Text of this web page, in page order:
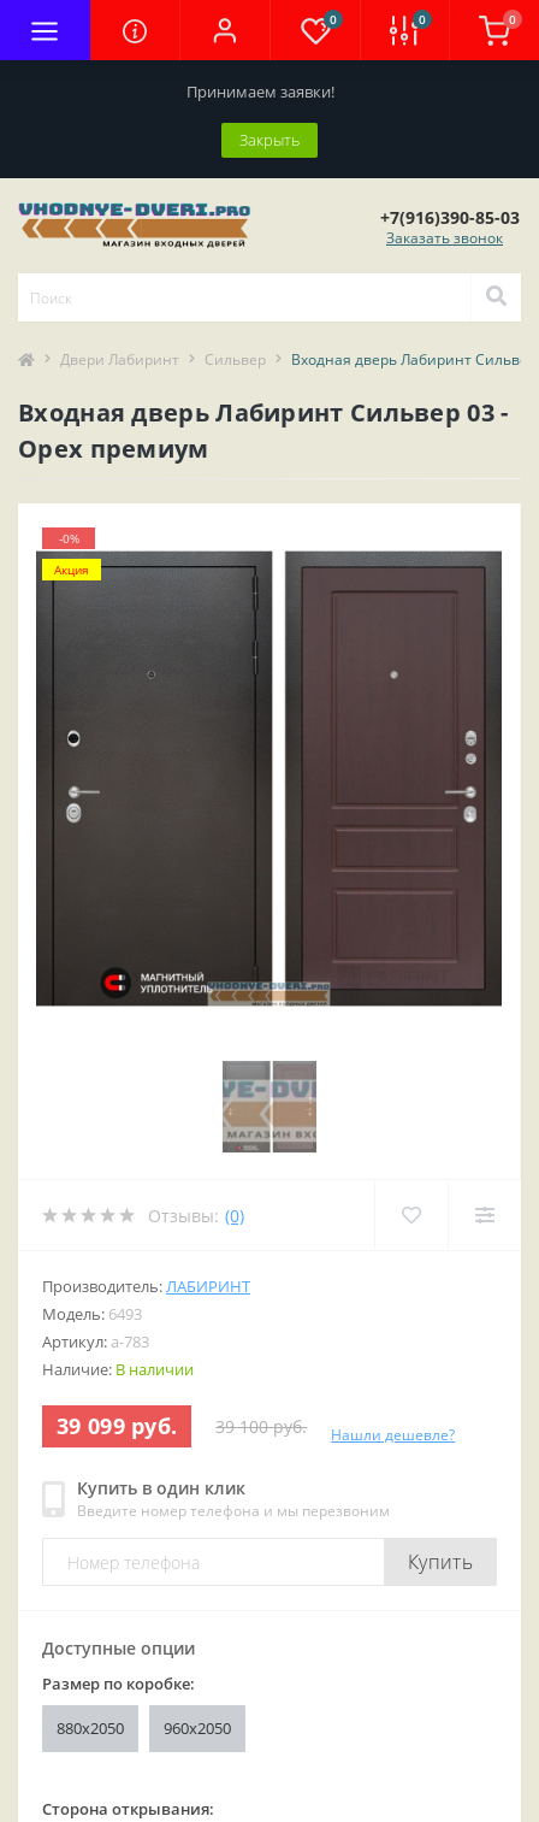
Принимаем заявки!
Закрыть
0 0 0
+7(916)390-85-03
Заказать звонок
Двери Лабиринт Сильвер Входная дверь Лабиринт
Входная дверь Лабиринт Сильвер 03 -
Орех премиум
-0%
Акция
Отзывы: (0)
Производитель:ЛАБИРИНТ
Модель: 6493
Артикул: a-783
Наличие: В наличии
39 099 руб. 39 100 руб. Нашли дешевле?
Купить в один клик
Введите номер телефона и мы перезвоним
Купить
Доступные опции
Размер по коробке:
880x2050 960x2050
Сторона открывания: